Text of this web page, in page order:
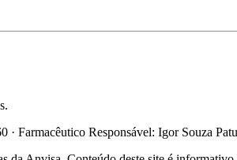
Farmacêutico Responsável: Igor Souza